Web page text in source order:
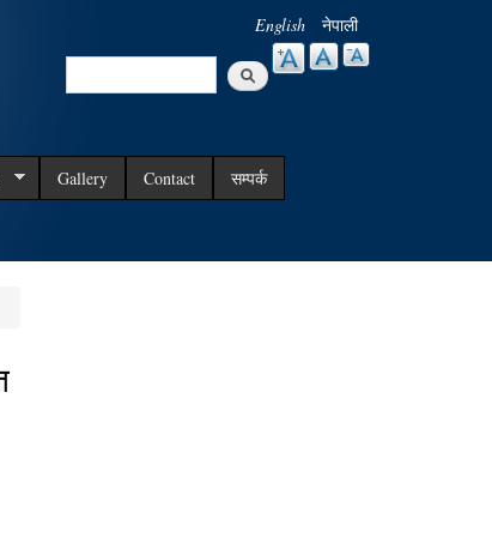
English नेपाली
Search
Gallery Contact
सम्पर्क